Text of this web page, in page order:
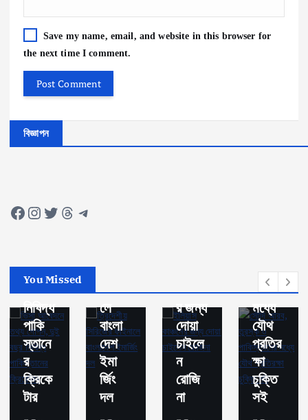
Save my name, email, and website in this browser for
the next time I comment.
বিজ্ঞাপন
Facebook Instagram Twitter Threads Telegram
You Missed
নে
দুই
বছর
নিষিদ্ধ
পাকি
স্তানে
র
ক্রিকে
টার
ফাইনা
লে
বাংলা
দেশ
ইমা
র্জিং
দল
কাঞ্চনে
র জন্য
দোয়া
চাইলে
ন
রোজি
না
স্তানে
র
মধ্যে
যৌথ
প্রতির
ক্ষা
চুক্তি
সই